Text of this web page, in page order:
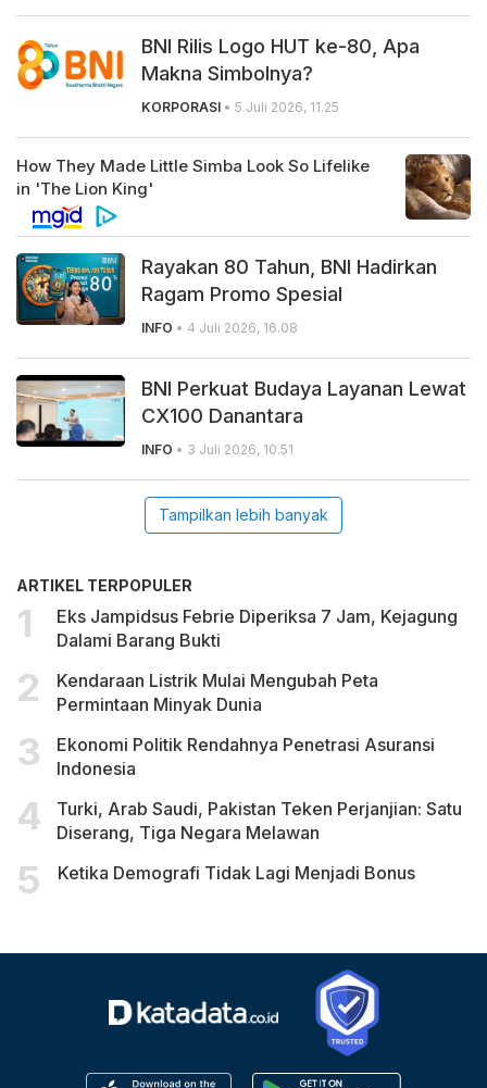
BNI Rilis Logo HUT ke-80, Apa
Makna Simbolnya?
KORPORASI • 5 Juli 2026, 11.25
Rayakan 80 Tahun, BNI Hadirkan
Ragam Promo Spesial
INFO • 4 Juli 2026, 16.08
BNI Perkuat Budaya Layanan Lewat
CX100 Danantara
INFO • 3 Juli 2026, 10.51
Tampilkan lebih banyak
ARTIKEL TERPOPULER
Eks Jampidsus Febrie Diperiksa 7 Jam, Kejagung
Dalami Barang Bukti
Kendaraan Listrik Mulai Mengubah Peta
Permintaan Minyak Dunia
Ekonomi Politik Rendahnya Penetrasi Asuransi
Indonesia
Turki, Arab Saudi, Pakistan Teken Perjanjian: Satu
Diserang, Tiga Negara Melawan
Ketika Demografi Tidak Lagi Menjadi Bonus